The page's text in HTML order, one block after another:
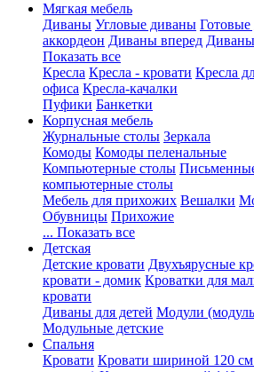
Мягкая мебель
Диваны Угловые диваны
аккордеон Диваны вперед
Показать все
Кресла Кресла - кровати Кресла
офиса Кресла-качалки
Пуфики Банкетки
Корпусная мебель
Журнальные столы Зеркала
Комоды Комоды пеленальные
Компьютерные столы
компьютерные столы
Мебель для прихожих Вешалки
Обувницы Прихожие
... Показать все
Детская
Детские кровати Двухъярусные
кровати - домик Кроватки для
кровати
Диваны для детей Модули
Модульные детские
Спальня
Кровати Кровати шириной 120